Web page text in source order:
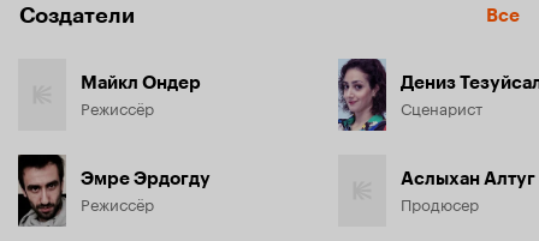
Создатели Все
Майкл Ондер
Режиссёр
Эмре Эрдогду
Режиссёр
Дениз
Сценарист
Аслыхан Алтуг
Продюсер